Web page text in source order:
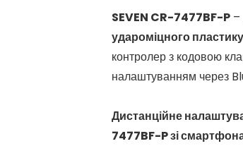
SEVEN CR-7477BF-P –
удароміцного
контролер з кодовою
налаштуванням через
Дистанційне
7477BF-P зі